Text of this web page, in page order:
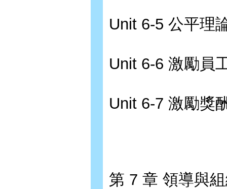
Unit 6-5 公平理
Unit 6-6 激勵員
Unit 6-7 激勵獎
第 7 章 領導與